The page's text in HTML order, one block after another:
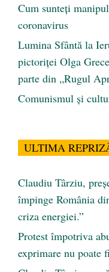
Cum sunteți
coronavirus
Lumina Sfântă la
pictoriței Olga
parte din „Rugul
Comunismul şi
ULTIMA
Claudiu Târziu,
împinge România
criza energiei.”
Protest împotriva
exprimare nu poate